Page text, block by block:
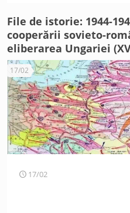
File de istorie: 1944-
cooperării sovieto-
eliberarea Ungariei
17/02
17/02